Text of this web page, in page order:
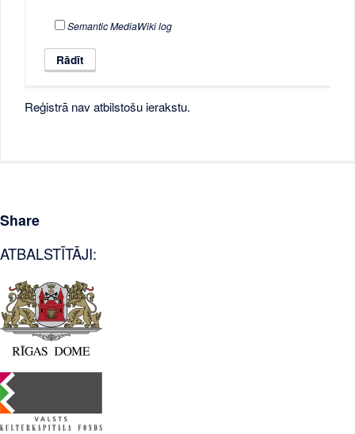
Semantic MediaWiki log
Reģistrā nav atbilstošu ierakstu.
Share
ATBALSTĪTĀJI: